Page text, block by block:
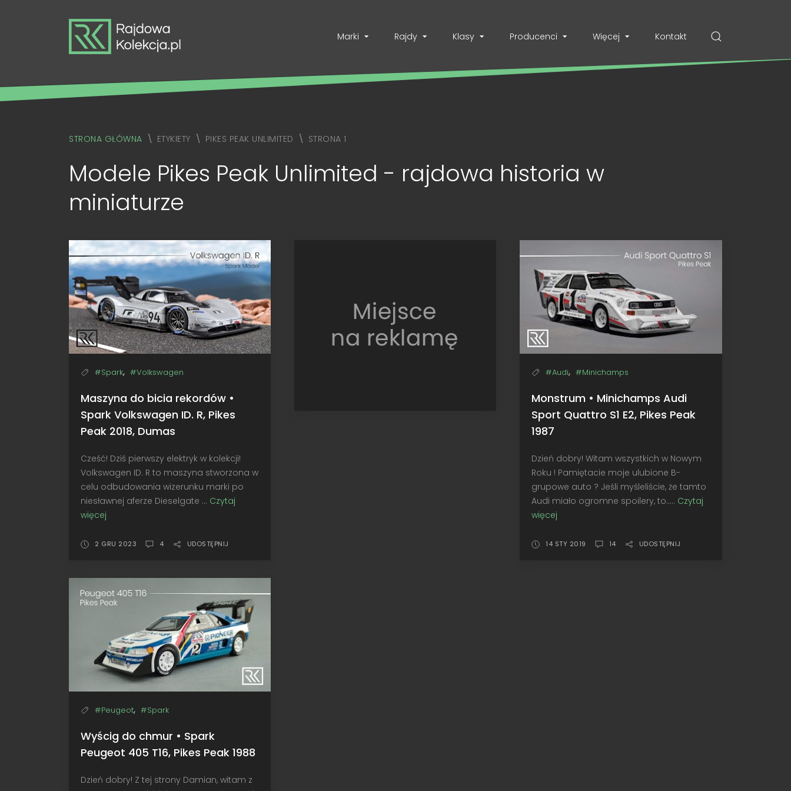
Marki Rajdy Klasy Producenci Więcej Kontakt
STRONA GŁÓWNA ETYKIETY PIKES PEAK UNLIMITED STRONA 1
Modele Pikes Peak Unlimited - rajdowa historia w
miniaturze
#Spark, #Volkswagen
Maszyna do bicia rekordów •
Spark Volkswagen ID. R, Pikes
Peak 2018, Dumas
Cześć! Dziś pierwszy elektryk w kolekcji!
Volkswagen ID. R to maszyna stworzona w
celu odbudowania wizerunku marki po
niesławnej aferze Dieselgate ... Czytaj
więcej
bicia
Volkswagen
Pikes
Peak
2018,
Dumas
2 GRU 2023 4 UDOSTĘPNIJ
#Audi, #Minichamps
Monstrum • Minichamps Audi
Sport Quattro S1 E2, Pikes Peak
1987
Dzień dobry! Witam wszystkich w Nowym
Roku ! Pamiętacie moje ulubione B-
grupowe auto ? Jeśli myśleliście, że tamto
Audi miało ogromne spoilery, to..... Czytaj
więcej
Minichamps
14 STY 2019 14 UDOSTĘPNIJ
#Peugeot, #Spark
Wyścig do chmur • Spark
Peugeot 405 T16, Pikes Peak 1988
Dzień dobry! Z tej strony Damian, witam z